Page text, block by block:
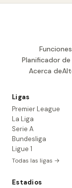
Funciones
Planificador de
Acerca de
Ligas
Premier League
La Liga
Serie A
Bundesliga
Ligue 1
Todas las ligas →
Estadios